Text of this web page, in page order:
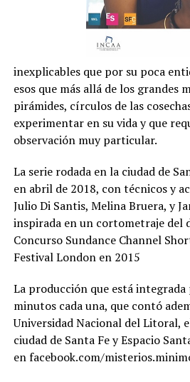
inexplicables que por su poca
esos que más allá de los grandes
pirámides, círculos de las
experimentar en su vida y que
observación muy particular.
La serie rodada en la ciudad de
en abril de 2018, con técnicos y
Julio Di Santis, Melina Bruera, y
inspirada en un cortometraje del
Concurso Sundance Channel
Festival London en 2015
La producción que está
minutos cada una, que contó
Universidad Nacional del Litoral,
ciudad de Santa Fe y Espacio
en facebook.com/